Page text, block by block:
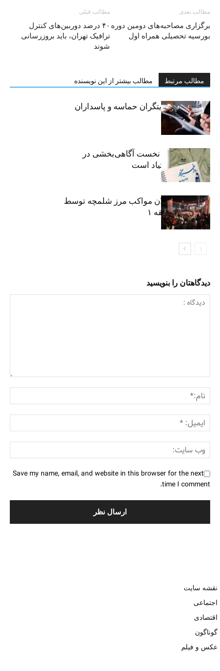
مطالب قبلی
۴۰ درصد دوربین‌های کنترل
ترافیک تهران، باید بروزرسانی
شوند
مطالب بعدی
برگزاری مصاحبه‌های دومین دوره
بورسیه تحصیلی همراه اول
مطالب مرتبط مطالب بیشتر از این نویسنده
خبرنگاران، روایتگران حماسه و پاسداران
حقیقت
«رسانه» سنگر نخست آگاهی‌بخشی در
پیشگیری از اعتیاد است
نکوداشت فعالان مواکب مرز شلمچه توسط
شهرداری منطقه ۱
دیدگاهتان را بنویسید
Save my name, email, and website in this browser for the next
time I comment.
نقشه سایت
اجتماعی
اقتصادی
گوناگون
عکس و فیلم